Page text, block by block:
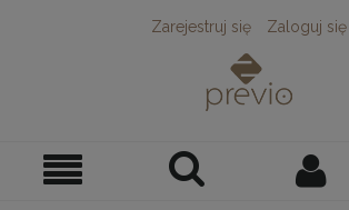
Zarejestruj się Zaloguj się